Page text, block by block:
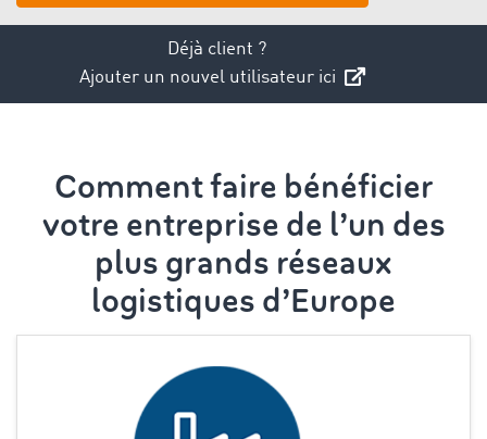
Déjà client ?
Ajouter un nouvel utilisateur ici
Comment faire bénéficier
votre entreprise de l’un des
plus grands réseaux
logistiques d’Europe